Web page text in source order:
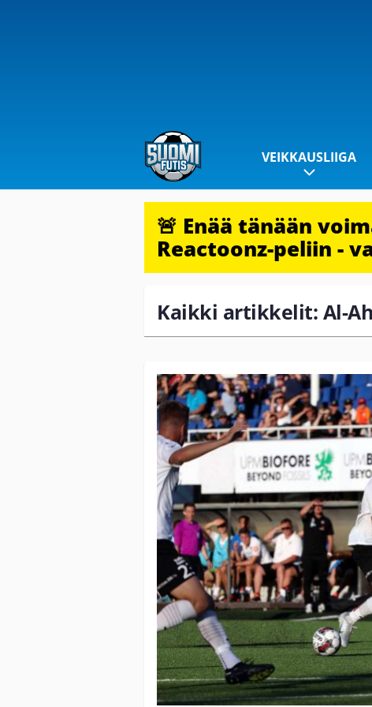
VEIKKAUSLIIGA
🚨 Enää tänään
Reactoonz-peliin -
Kaikki artikkelit: Al-